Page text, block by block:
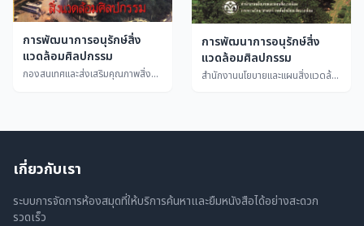
การพัฒนาการอนุรักษ์สิ่ง
แวดล้อมศิลปกรรม
กองสนเทศและส่งเสริมคุณภาพสิ่งแวดล้อม สำนักงานคณะกรรมการสิ่งแวดล้อมแห่งชาติ กระทรวงวิทยาศาสตร์เทคโนโล
การพัฒนาการอนุรักษ์สิ่ง
แวดล้อมศิลปกรรม
สำนักงานนโยบายและแผนสิ่งแวดล้อม กระทรวงวิทยาศาสตร์ เทคโนโลยีและสิ่งแวดล้อม
เกี่ยวกับเรา
ระบบการจัดการห้องสมุดที่ให้บริการค้นหาและยืมหนังสือได้อย่างสะดวก
รวดเร็ว